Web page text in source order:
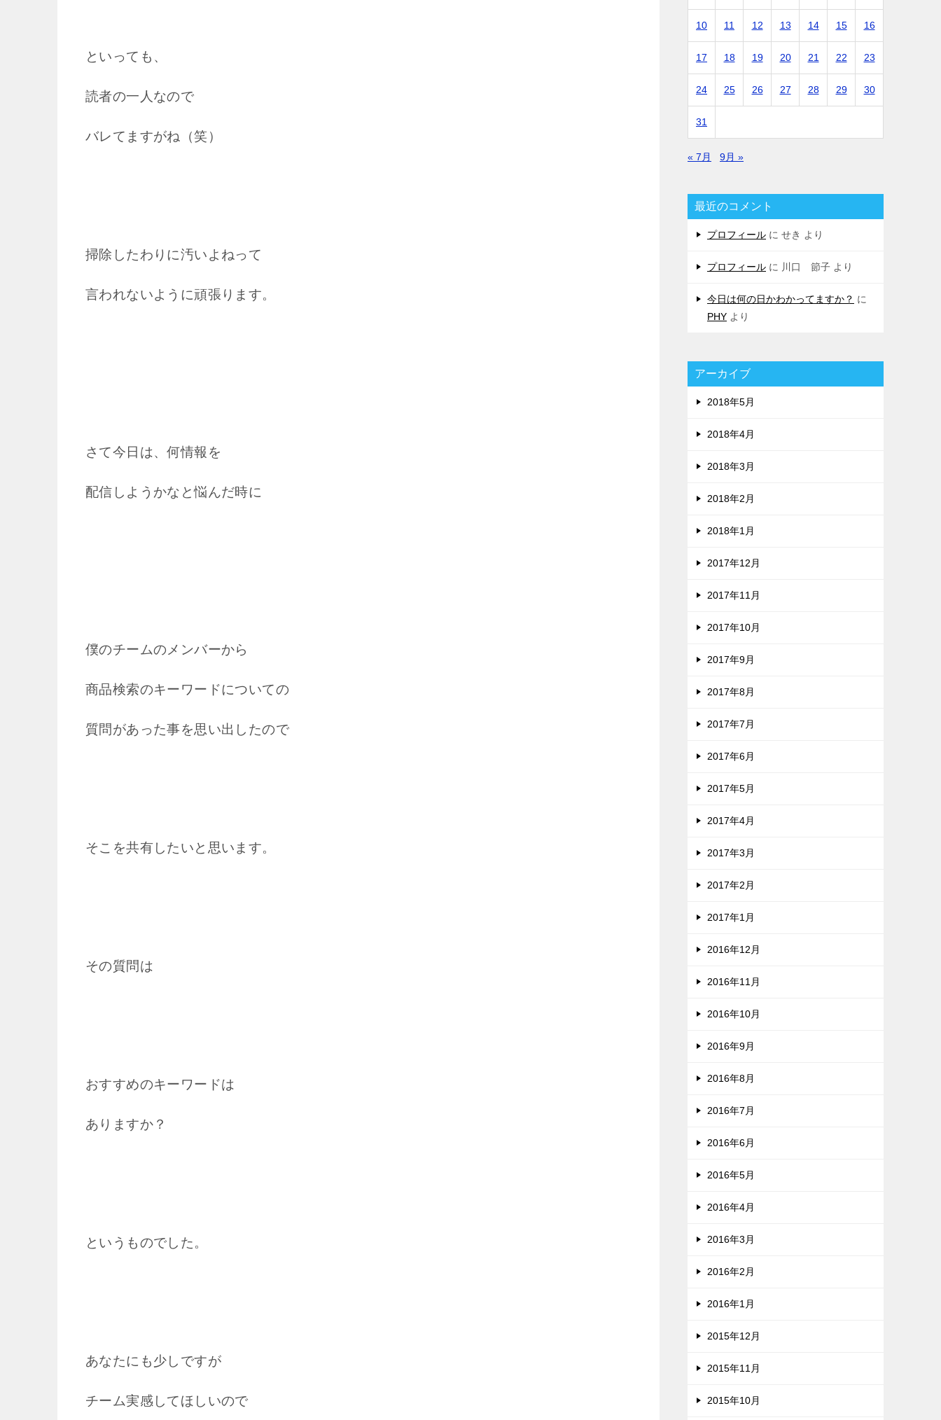
といっても、
読者の一人なので
バレてますがね（笑）
掃除したわりに汚いよねって
言われないように頑張ります。
さて今日は、何情報を
配信しようかなと悩んだ時に
僕のチームのメンバーから
商品検索のキーワードについての
質問があった事を思い出したので
そこを共有したいと思います。
その質問は
おすすめのキーワードは
ありますか？
というものでした。
あなたにも少しですが
チーム実感してほしいので
10 11 12 13 14 15 16
17 18 19 20 21 22 23
24 25 26 27 28 29 30
31
« 7月 9月 »
最近のコメント
プロフィール に せき より
プロフィール に 川口 節子 より
今日は何の日かわかってますか？ に
PHY より
アーカイブ
2018年5月
2018年4月
2018年3月
2018年2月
2018年1月
2017年12月
2017年11月
2017年10月
2017年9月
2017年8月
2017年7月
2017年6月
2017年5月
2017年4月
2017年3月
2017年2月
2017年1月
2016年12月
2016年11月
2016年10月
2016年9月
2016年8月
2016年7月
2016年6月
2016年5月
2016年4月
2016年3月
2016年2月
2016年1月
2015年12月
2015年11月
2015年10月